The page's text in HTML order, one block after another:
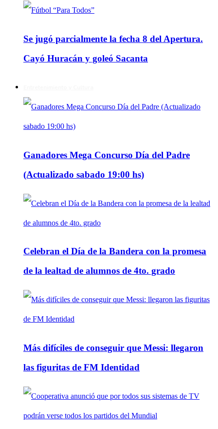
Se jugó parcialmente la fecha 8 del Apertura.
Cayó Huracán y goleó Sacanta
Ganadores Mega Concurso Día del Padre
(Actualizado sabado 19:00 hs)
Celebran el Día de la Bandera con la promesa
de la lealtad de alumnos de 4to. grado
Más difíciles de conseguir que Messi: llegaron
las figuritas de FM Identidad